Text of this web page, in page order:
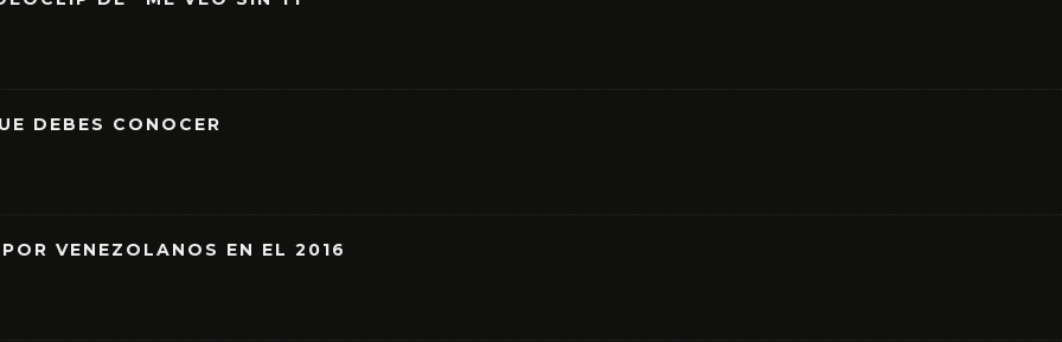
DEBES CONOCER
VENEZOLANOS EN EL 2016